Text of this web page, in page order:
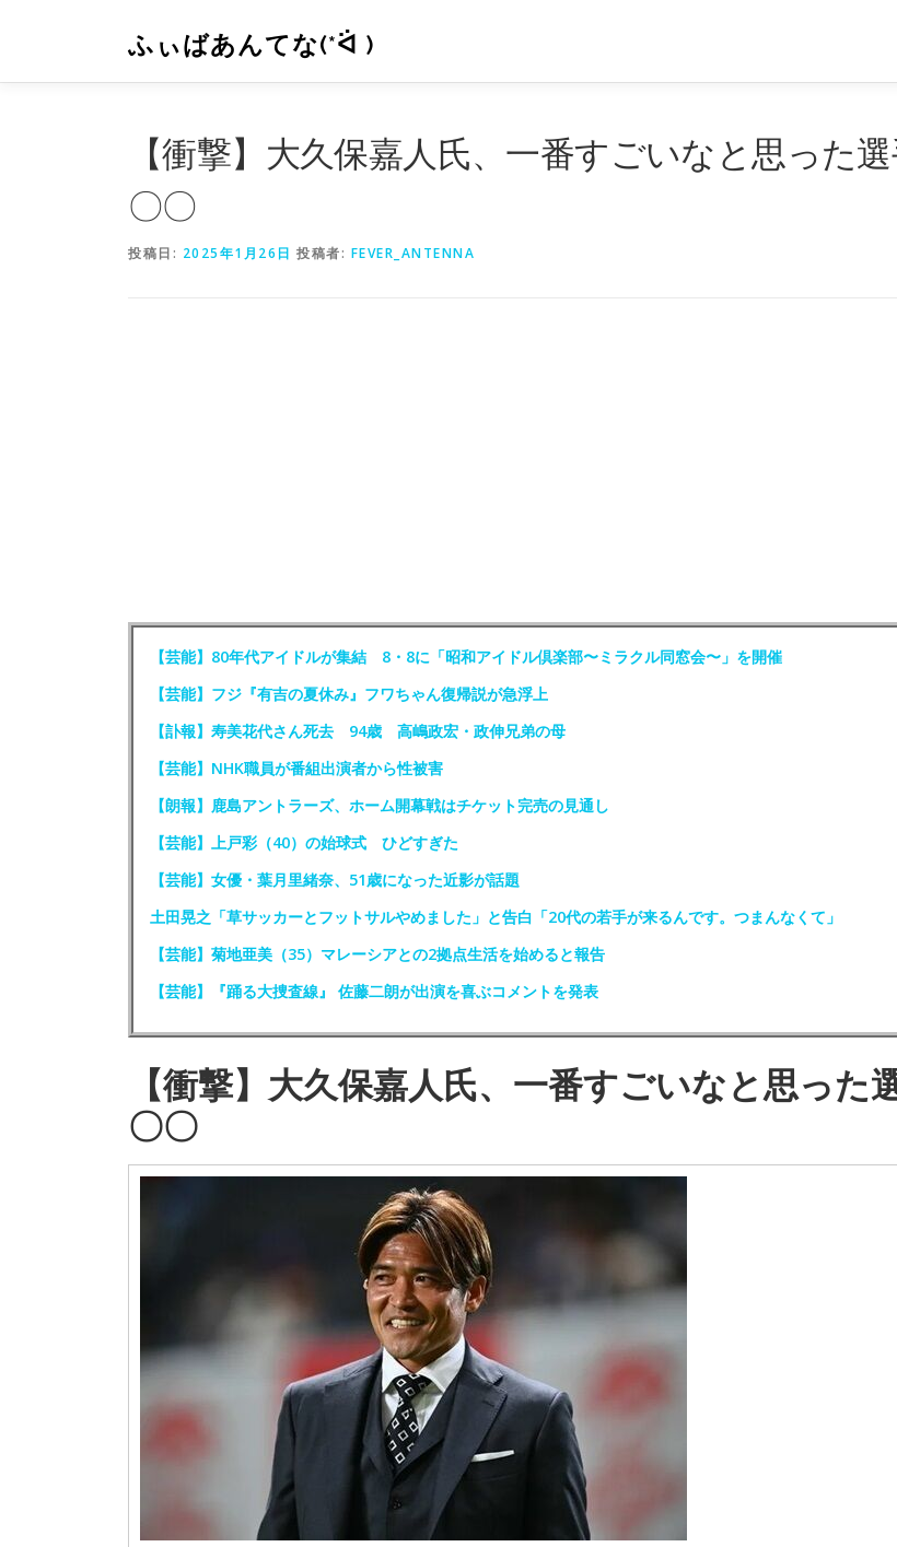
ン
ふぃばあんてな(*ᐛ )
【衝撃】大久保嘉人氏、一番すごいなと思った
〇〇
投稿日: 2025年1月26日 投稿者: FEVER_ANTENNA
【芸能】80年代アイドルが集結 8・8に「昭和アイドル倶楽部〜ミラクル同窓会〜」を開催
【芸能】フジ『有吉の夏休み』フワちゃん復帰説が急浮上
【訃報】寿美花代さん死去 94歳 高嶋政宏・政伸兄弟の母
【芸能】NHK職員が番組出演者から性被害
【朗報】鹿島アントラーズ、ホーム開幕戦はチケット完売の見通し
【芸能】上戸彩（40）の始球式 ひどすぎた
【芸能】女優・葉月里緒奈、51歳になった近影が話題
土田晃之「草サッカーとフットサルやめました」と告白「20代の若手が来るんです。つまんなくて」
【芸能】菊地亜美（35）マレーシアとの2拠点生活を始めると報告
【芸能】『踊る大捜査線』 佐藤二朗が出演を喜ぶコメントを発表
【衝撃】大久保嘉人氏、一番すごいなと思った
〇〇